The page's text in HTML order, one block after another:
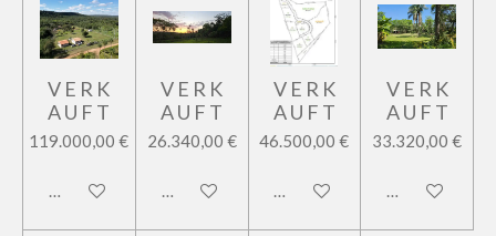
V E R K
A U F T
119.000,00 €
In den Warenkorb
V E R K
A U F T
26.340,00 €
In den Warenkorb
V E R K
A U F T
46.500,00 €
In den Warenkorb
V E R K
A U F T
33.320,00 €
In den